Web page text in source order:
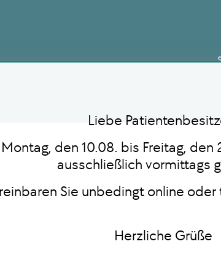
Liebe
den 10.08. bis Freitag, den
ausschließlich vormittags
Sie unbedingt online
Herzliche Grüße